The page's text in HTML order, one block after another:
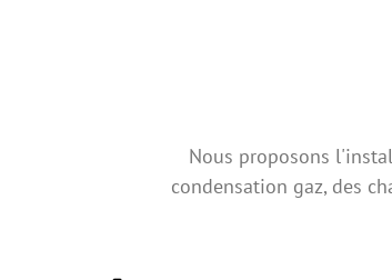
Nous proposons
condensation gaz, des